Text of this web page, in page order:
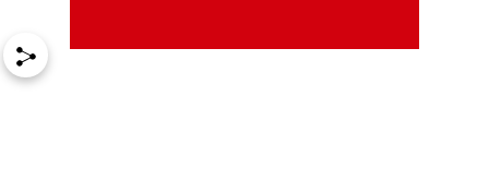
EDUCACIÓN DEL PACIENTE